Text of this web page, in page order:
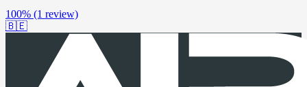
100% (1 review)
🇧🇪